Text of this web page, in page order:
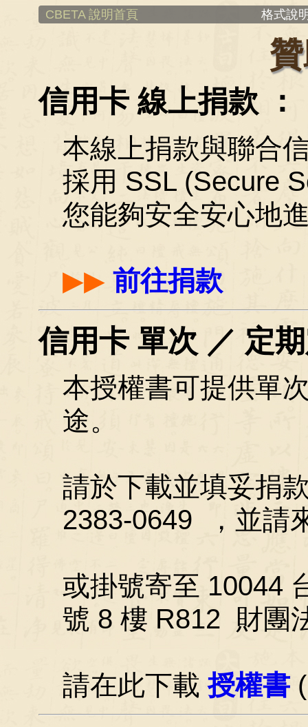
CBETA 說明首頁 格式說
信用卡 線上捐款 ：
本線上捐款與聯合
採用 SSL (Secure
您能夠安全安心地
▶▶前往捐款
信用卡 單次 ／ 定
本授權書可提供單
途。
請於下載並填妥捐
2383-0649 ，並請
或掛號寄至 10044
號 8 樓 R812 財團
請在此下載授權書